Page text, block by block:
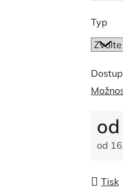
Typ
od
od
Tisk